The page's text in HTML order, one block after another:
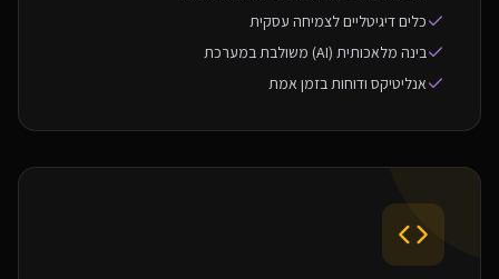
כלים דיגיטליים לצמיחה עסקית
בינה מלאכותית (AI) משולבת במערכת
אנליטיקס ודוחות בזמן אמת